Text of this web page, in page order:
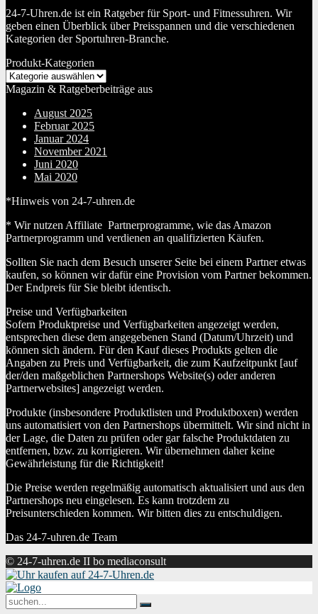
24-7-Uhren.de ist ein Ratgeber für Sport- und Fitnessuhren. Wir
geben einen Überblick über Preisspannen und die verschiedenen
Kategorien der Sportuhren-Branche.
Produkt-Kategorien
Magazin & Ratgeberbeiträge aus
August 2025
Februar 2025
Januar 2024
November 2021
Juni 2020
Mai 2020
*Hinweis von 24-7-uhren.de
* Wir nutzen Affiliate Partnerprogramme, wie das Amazon
Partnerprogramm und verdienen an qualifizierten Käufen.
Sollten Sie nach dem Besuch unserer Seite bei einem Partner etwas
kaufen, so können wir dafür eine Provision vom Partner bekommen.
Der Endpreis für Sie bleibt identisch.
Preise und Verfügbarkeiten
Sofern Produktpreise und Verfügbarkeiten angezeigt werden,
entsprechen diese dem angegebenen Stand (Datum/Uhrzeit) und
können sich ändern. Für den Kauf dieses Produkts gelten die
Angaben zu Preis und Verfügbarkeit, die zum Kaufzeitpunkt [auf
der/den maßgeblichen Partnershops Website(s) oder anderen
Partnerwebsites] angezeigt werden.
Produkte (insbesondere Produktlisten und Produktboxen) werden
uns automatisiert von den Partnershops übermittelt. Wir sind nicht in
der Lage, die Daten zu prüfen oder gar falsche Produktdaten zu
entfernen, bzw. zu korrigieren. Wir übernehmen daher keine
Gewährleistung für die Richtigkeit!
Die Preise werden regelmäßig automatisch aktualisiert und aus den
Partnershops neu eingelesen. Es kann trotzdem zu
Preisunterschieden kommen. Wir bitten dies zu entschuldigen.
Das 24-7-uhren.de Team
© 24-7-uhren.de II bo mediaconsult